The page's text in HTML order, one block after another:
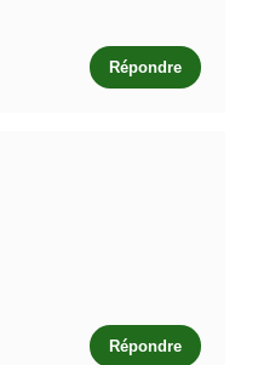
Répondre
Répondre